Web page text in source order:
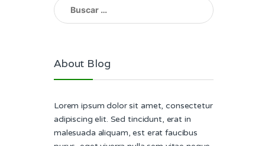
About Blog
Lorem ipsum dolor sit amet, consectetur
adipiscing elit. Sed tincidunt, erat in
malesuada aliquam, est erat faucibus